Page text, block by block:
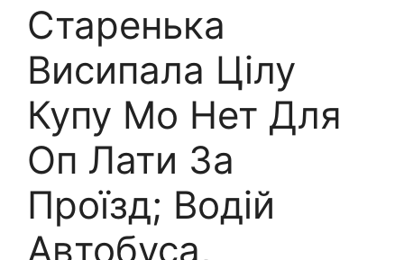
Старенька
Висипала Цілу
Купу Мо Нет Для
Оп Лати За
Проїзд; Водій
Автобуса,